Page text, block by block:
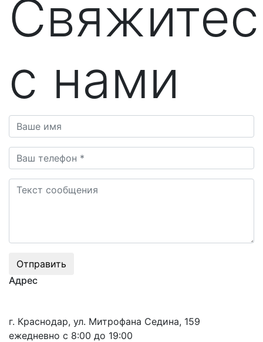
с нами
Адрес
г. Краснодар, ул. Митрофана Седина, 159
ежедневно с 8:00 до 19:00